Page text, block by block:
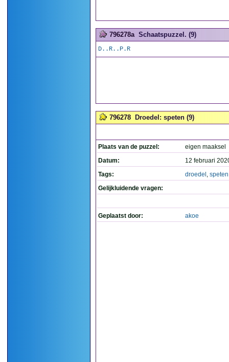
796278a Schaatspuzzel. (9)
D..R..P.R
796278 Droedel: speten (9)
Plaats van de puzzel:
eigen maaksel
Datum:
12 februari
Tags:
droedel , speten
Gelijkluidende vragen:
Geplaatst door: akoe